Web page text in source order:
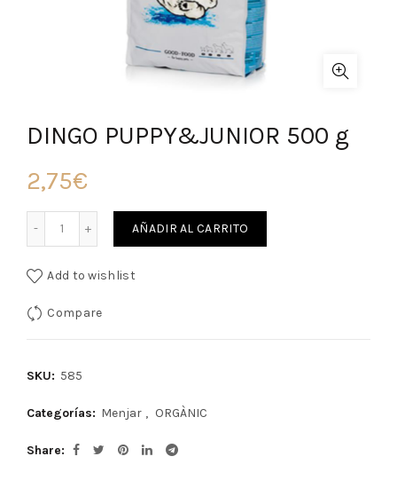
DINGO PUPPY&JUNIOR 500 g
2,75€
AÑADIR AL CARRITO
Add to wishlist
Compare
SKU: 585
Categorías: Menjar , ORGÀNIC
Share